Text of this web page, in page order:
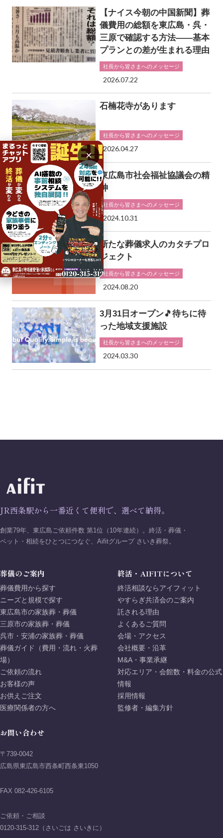
【ナイス今朝の中国新聞】葬
儀費用の総額を東広島・呉・
三原で確認する方法――基本
プランとの差が生まれる理由
社長から皆さまへのメッセージ
2026.07.22
石楠花寺があります
社長から皆さまへのメッセージ
2026.04.27
東広島市社会福祉協議会の精
神
社長から皆さまへのメッセージ
2024.10.31
新たな葬儀求人のカタチプロ
ジェクト
社長から皆さまへのメッセージ
2024.08.20
3月31日オープン🎵待ちに待
った地域支援施設
社長から皆さまへのメッセージ
2024.03.30
JR西条駅から一番近くて便利で、選べて納得。
創業79年、東広島ご依頼件数 第1位（10年連続）。終活・葬儀・
ペット・相続をひとつにつなぐ、Aifitグループ さいき葬祭。
葬儀のご案内
葬儀費用から探す
ニーズと規模で探す
東広島市の家族葬・葬儀
三原市の家族葬・葬儀
呉市・安浦の家族葬・葬儀
葬儀ガイド（費用・流れ・火葬
場）
ご依頼の流れ
お客様の声
お供えご注文
医療関係者の方へ
終活・AIFITについて
終活相談ならアイフィット
やすらぎ共済会のご案内
託される理由
よくあるご質問
会場・アクセス
会社概要・沿革
M&A・事業承継
対応エリア・会館数・料金の公式
情報
採用情報
監修者・編集方針
お問い合わせ
〒739-0042
広島県東広島市西条町西条東1050
FAX 082-426-6105
ご依頼・ご相談
0120-315-312（さいごは さいきに）
×